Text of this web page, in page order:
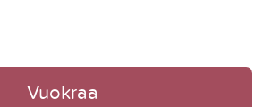
Vuokraa